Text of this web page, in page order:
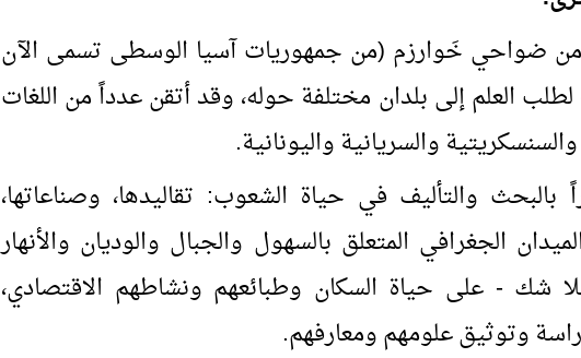
ضواحي خَوارزم (من جمهوريات آسيا الوسطى تسمى الآن
العلم إلى بلدان مختلفة حوله، وقد أتقن عدداً من اللغات
والسريانية واليونانية.
بالبحث والتأليف في حياة الشعوب: تقاليدها، وصناعاتها،
الجغرافي المتعلق بالسهول والجبال والوديان والأنهار
شك - على حياة السكان وطبائعهم ونشاطهم الاقتصادي،
وتوثيق علومهم ومعارفهم.